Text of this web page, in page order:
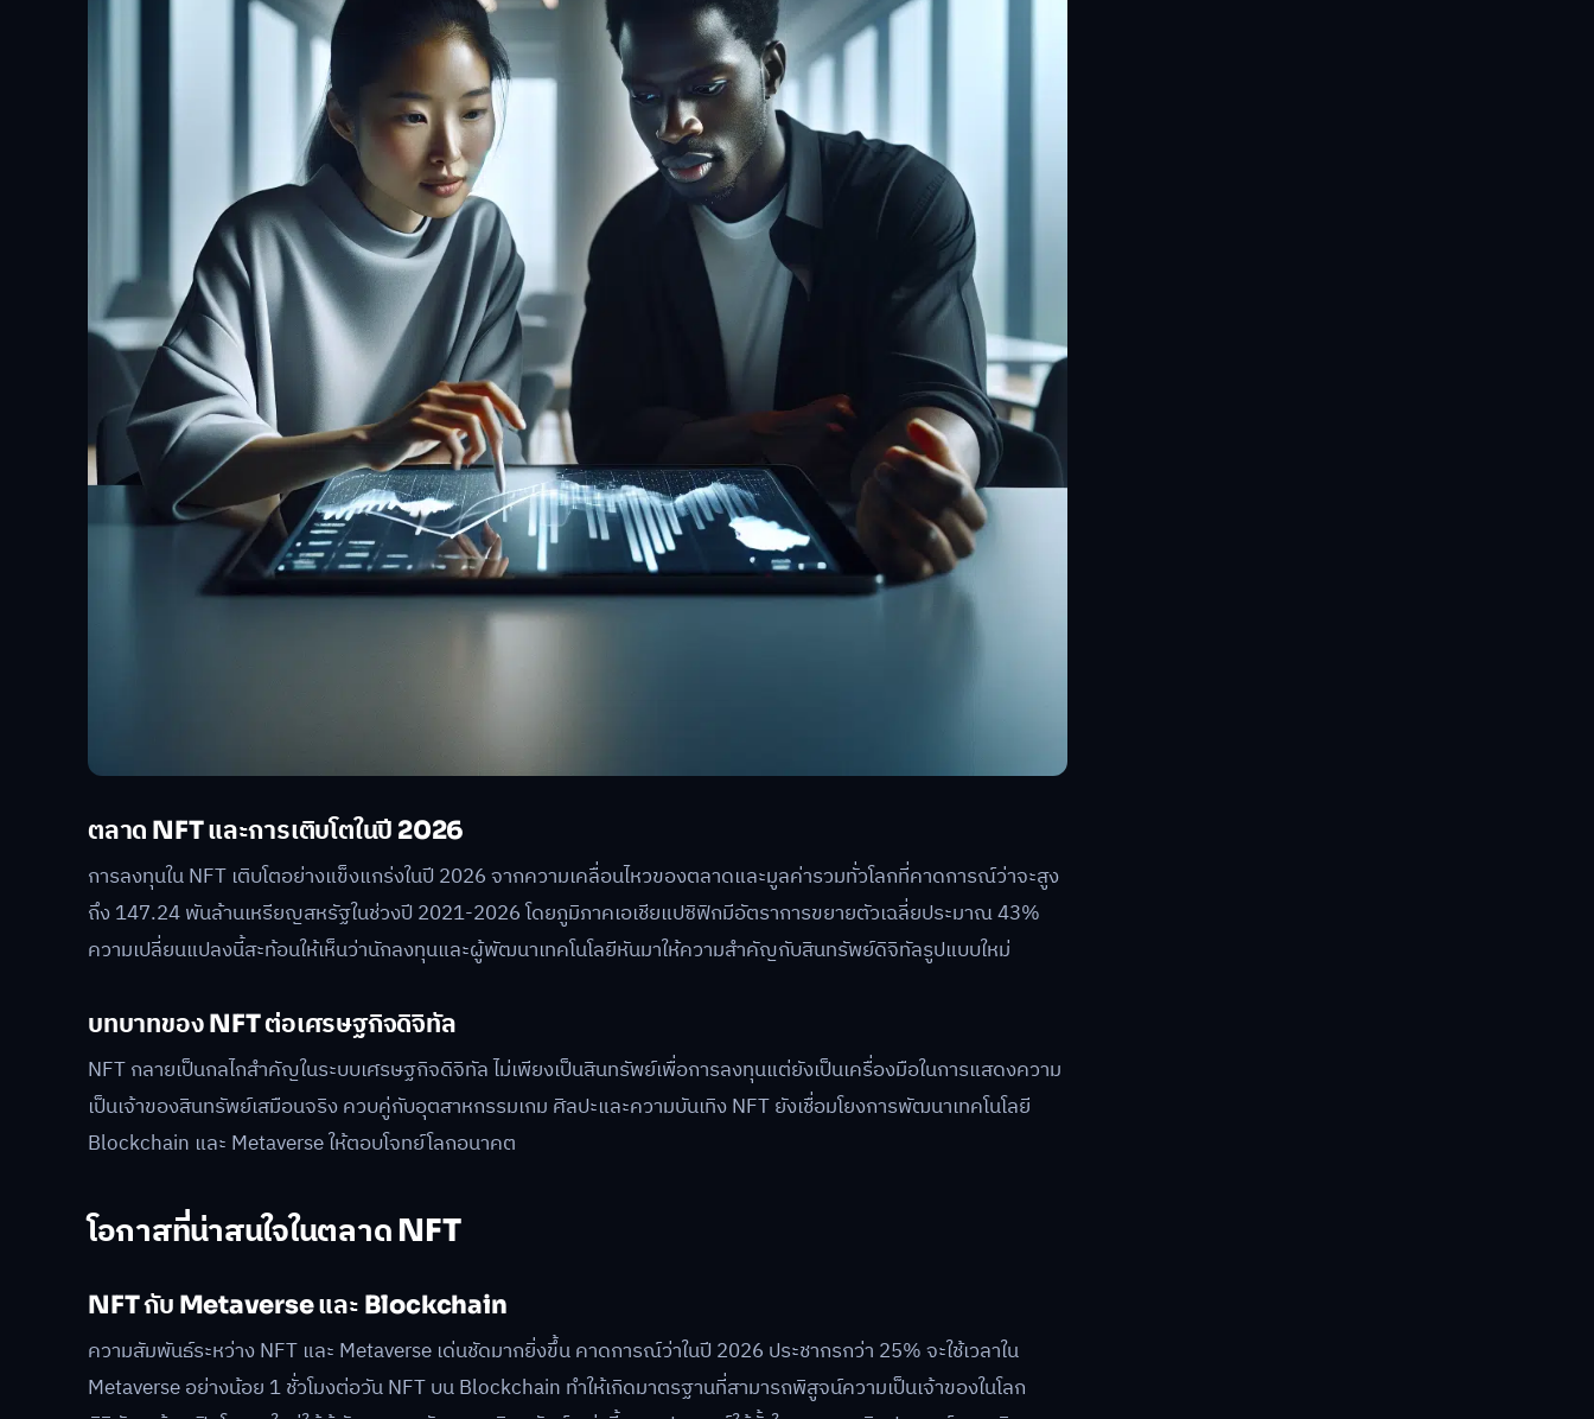
ตลาด NFT และการเติบโตในปี 2026
การลงทุนใน NFT เติบโตอย่างแข็งแกร่งในปี 2026 จากความเคลื่อนไหวของตลาดและมูลค่ารวมทั่วโลกที่คาดการณ์ว่าจะสูง
ถึง 147.24 พันล้านเหรียญสหรัฐในช่วงปี 2021-2026 โดยภูมิภาคเอเชียแปซิฟิกมีอัตราการขยายตัวเฉลี่ยประมาณ 43%
ความเปลี่ยนแปลงนี้สะท้อนให้เห็นว่านักลงทุนและผู้พัฒนาเทคโนโลยีหันมาให้ความสำคัญกับสินทรัพย์ดิจิทัลรูปแบบใหม่
บทบาทของ NFT ต่อเศรษฐกิจดิจิทัล
NFT กลายเป็นกลไกสำคัญในระบบเศรษฐกิจดิจิทัล ไม่เพียงเป็นสินทรัพย์เพื่อการลงทุนแต่ยังเป็นเครื่องมือในการแสดงความ
เป็นเจ้าของสินทรัพย์เสมือนจริง ควบคู่กับอุตสาหกรรมเกม ศิลปะและความบันเทิง NFT ยังเชื่อมโยงการพัฒนาเทคโนโลยี
Blockchain และ Metaverse ให้ตอบโจทย์โลกอนาคต
โอกาสที่น่าสนใจในตลาด NFT
NFT กับ Metaverse และ Blockchain
ความสัมพันธ์ระหว่าง NFT และ Metaverse เด่นชัดมากยิ่งขึ้น คาดการณ์ว่าในปี 2026 ประชากรกว่า 25% จะใช้เวลาใน
Metaverse อย่างน้อย 1 ชั่วโมงต่อวัน NFT บน Blockchain ทำให้เกิดมาตรฐานที่สามารถพิสูจน์ความเป็นเจ้าของในโลก